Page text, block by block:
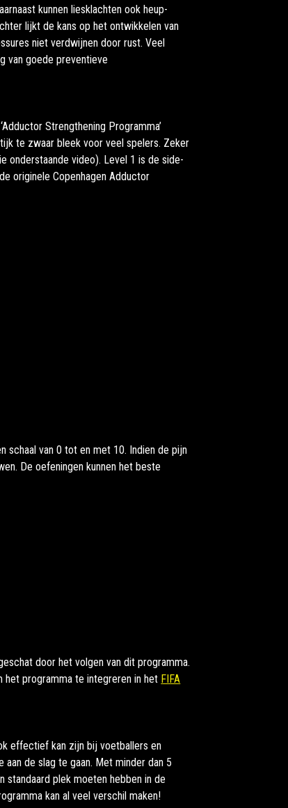
kunnen liesklachten ook heup-
lijkt de kans op het ontwikkelen van
niet verdwijnen door rust. Veel
van goede preventieve
Strengthening Programma’
te zwaar bleek voor veel spelers. Zeker
onderstaande video). Level 1 is de side-
originele Copenhagen Adductor
schaal van 0 tot en met 10. Indien de pijn
De oefeningen kunnen het beste
door het volgen van dit programma.
het programma te integreren in het FIFA
effectief kan zijn bij voetballers en
de slag te gaan. Met minder dan 5
standaard plek moeten hebben in de
kan al veel verschil maken!